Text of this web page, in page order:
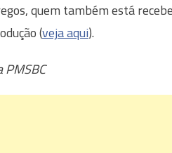
quem também está
(veja aqui).
PMSBC